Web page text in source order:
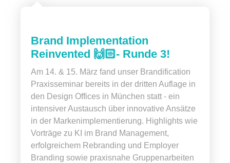
Brand Implementation
Reinvented 🙌🏻- Runde 3!
Am 14. & 15. März fand unser Brandification
Praxisseminar bereits in der dritten Auflage in
den Design Offices in München statt - ein
intensiver Austausch über innovative Ansätze
in der Markenimplementierung. Highlights wie
Vorträge zu KI im Brand Management,
erfolgreichem Rebranding und Employer
Branding sowie praxisnahe Gruppenarbeiten